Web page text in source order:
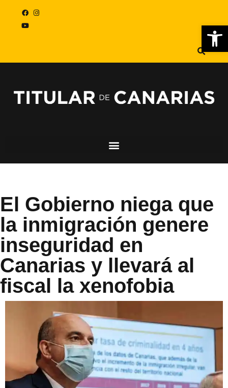
El Gobierno niega que
la inmigración genere
inseguridad en
Canarias y llevará al
fiscal la xenofobia